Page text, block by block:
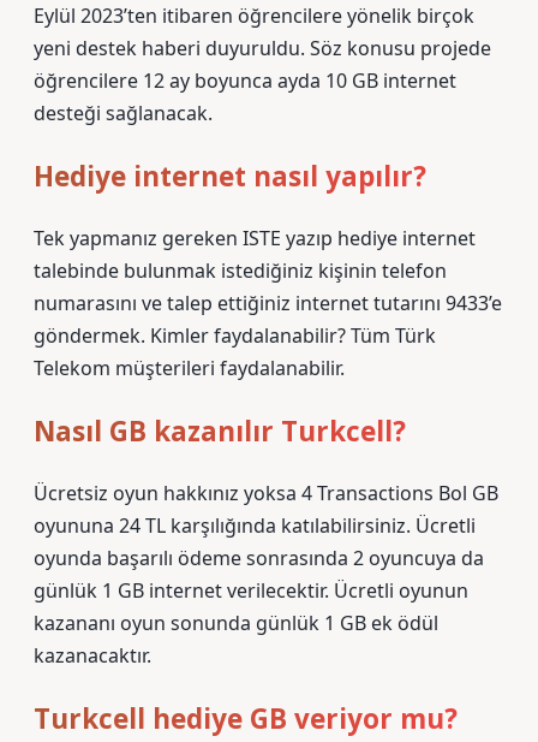
Eylül 2023’ten itibaren öğrencilere yönelik birçok
yeni destek haberi duyuruldu. Söz konusu projede
öğrencilere 12 ay boyunca ayda 10 GB internet
desteği sağlanacak.
Hediye internet nasıl yapılır?
Tek yapmanız gereken ISTE yazıp hediye internet
talebinde bulunmak istediğiniz kişinin telefon
numarasını ve talep ettiğiniz internet tutarını 9433’e
göndermek. Kimler faydalanabilir? Tüm Türk
Telekom müşterileri faydalanabilir.
Nasıl GB kazanılır Turkcell?
Ücretsiz oyun hakkınız yoksa 4 Transactions Bol GB
oyununa 24 TL karşılığında katılabilirsiniz. Ücretli
oyunda başarılı ödeme sonrasında 2 oyuncuya da
günlük 1 GB internet verilecektir. Ücretli oyunun
kazananı oyun sonunda günlük 1 GB ek ödül
kazanacaktır.
Turkcell hediye GB veriyor mu?